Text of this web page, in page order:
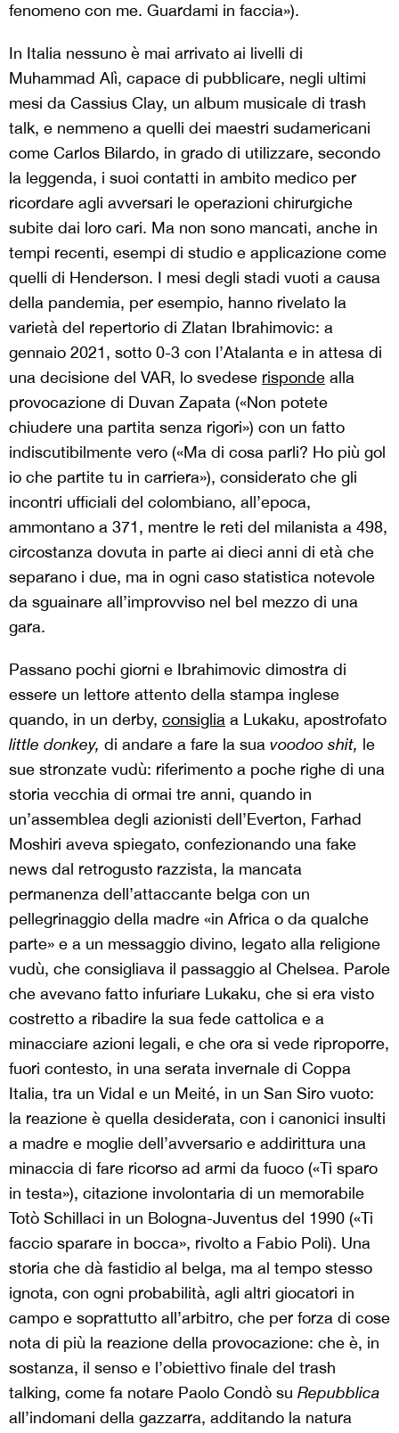
fenomeno con me. Guardami in faccia»).
In Italia nessuno è mai arrivato ai livelli di
Muhammad Alì, capace di pubblicare, negli ultimi
mesi da Cassius Clay, un album musicale di trash
talk, e nemmeno a quelli dei maestri sudamericani
come Carlos Bilardo, in grado di utilizzare, secondo
la leggenda, i suoi contatti in ambito medico per
ricordare agli avversari le operazioni chirurgiche
subite dai loro cari. Ma non sono mancati, anche in
tempi recenti, esempi di studio e applicazione come
quelli di Henderson. I mesi degli stadi vuoti a causa
della pandemia, per esempio, hanno rivelato la
varietà del repertorio di Zlatan Ibrahimovic: a
gennaio 2021, sotto 0-3 con l’Atalanta e in attesa di
una decisione del VAR, lo svedese risponde alla
provocazione di Duvan Zapata («Non potete
chiudere una partita senza rigori») con un fatto
indiscutibilmente vero («Ma di cosa parli? Ho più gol
io che partite tu in carriera»), considerato che gli
incontri ufficiali del colombiano, all’epoca,
ammontano a 371, mentre le reti del milanista a 498,
circostanza dovuta in parte ai dieci anni di età che
separano i due, ma in ogni caso statistica notevole
da sguainare all’improvviso nel bel mezzo di una
gara.
Passano pochi giorni e Ibrahimovic dimostra di
essere un lettore attento della stampa inglese
quando, in un derby, consiglia a Lukaku, apostrofato
little donkey, di andare a fare la sua voodoo shit, le
sue stronzate vudù: riferimento a poche righe di una
storia vecchia di ormai tre anni, quando in
un’assemblea degli azionisti dell’Everton, Farhad
Moshiri aveva spiegato, confezionando una fake
news dal retrogusto razzista, la mancata
permanenza dell’attaccante belga con un
pellegrinaggio della madre «in Africa o da qualche
parte» e a un messaggio divino, legato alla religione
vudù, che consigliava il passaggio al Chelsea. Parole
che avevano fatto infuriare Lukaku, che si era visto
costretto a ribadire la sua fede cattolica e a
minacciare azioni legali, e che ora si vede riproporre,
fuori contesto, in una serata invernale di Coppa
Italia, tra un Vidal e un Meité, in un San Siro vuoto:
la reazione è quella desiderata, con i canonici insulti
a madre e moglie dell’avversario e addirittura una
minaccia di fare ricorso ad armi da fuoco («Ti sparo
in testa»), citazione involontaria di un memorabile
Totò Schillaci in un Bologna-Juventus del 1990 («Ti
faccio sparare in bocca», rivolto a Fabio Poli). Una
storia che dà fastidio al belga, ma al tempo stesso
ignota, con ogni probabilità, agli altri giocatori in
campo e soprattutto all’arbitro, che per forza di cose
nota di più la reazione della provocazione: che è, in
sostanza, il senso e l’obiettivo finale del trash
talking, come fa notare Paolo Condò su Repubblica
all’indomani della gazzarra, additando la natura